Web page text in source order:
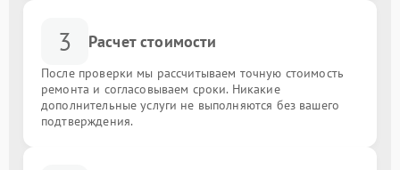
3 Расчет стоимости
После проверки мы рассчитываем точную стоимость
ремонта и согласовываем сроки. Никакие
дополнительные услуги не выполняются без вашего
подтверждения.